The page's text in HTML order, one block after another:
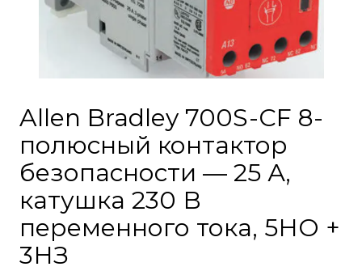
Allen Bradley 700S-CF 8-
полюсный контактор
безопасности — 25 А,
катушка 230 В
переменного тока, 5НО +
3НЗ